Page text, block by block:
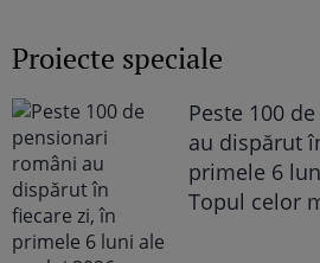
Proiecte speciale
Peste 100
au dispărut
primele 6
Topul celor